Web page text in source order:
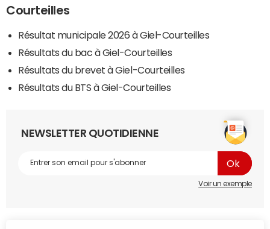
Courteilles
Résultat municipale 2026 à Giel-Courteilles
Résultats du bac à Giel-Courteilles
Résultats du brevet à Giel-Courteilles
Résultats du BTS à Giel-Courteilles
NEWSLETTER QUOTIDIENNE
Voir un exemple